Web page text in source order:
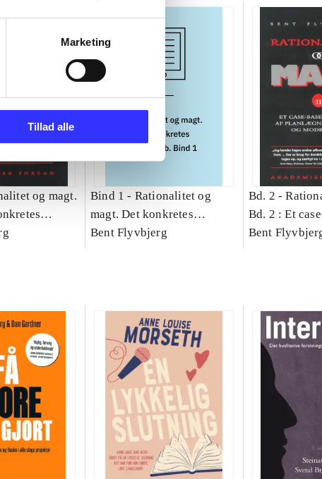
Marketing
Tillad alle
og magt.
Bind 1 - Rationalitet og
magt. Det konkretes
videnskab. Bind 1
Bent Flyvbjerg
Bd. 2 -
Bd. 2 : Et
studie af
Bent